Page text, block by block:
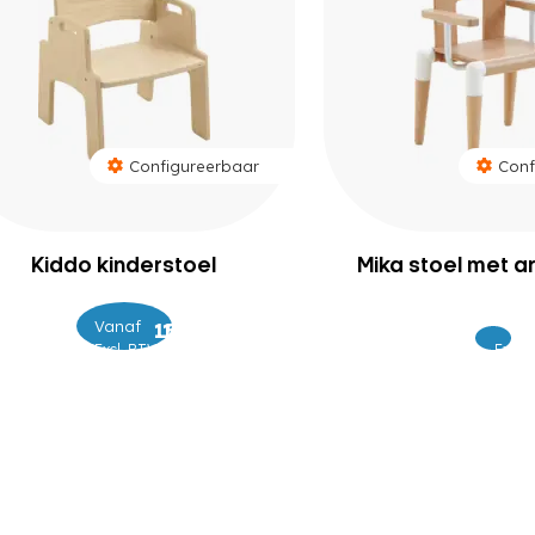
Configureerbaar
Kiddo kinderstoel
Vanaf 159
169
Excl. BTW
Mika stoel met
189
Excl.